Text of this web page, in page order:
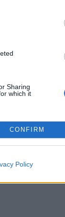
Sharing
which it
CONFIRM
Policy